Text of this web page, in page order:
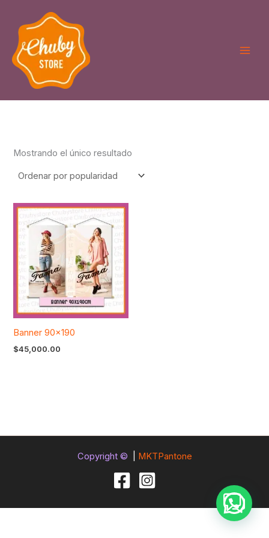
contenido
Mostrando el único resultado
Banner 90×190
$45,000.00
Copyright © MKTPantone